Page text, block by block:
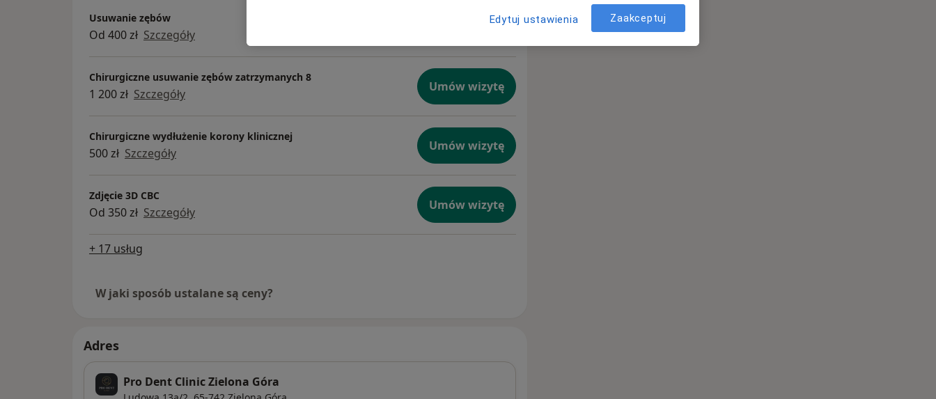
Usuwanie zębów
Od 400 zł Szczegóły Umów wizytę
Chirurgiczne usuwanie zębów zatrzymanych 8
1 200 zł Szczegóły Umów wizytę
Chirurgiczne wydłużenie korony klinicznej
500 zł Szczegóły Umów wizytę
Zdjęcie 3D CBC
Od 350 zł Szczegóły Umów wizytę
+ 17 usług
W jaki sposób ustalane są ceny?
Adres
Pro Dent Clinic Zielona Góra
Edytuj ustawienia Zaakceptuj